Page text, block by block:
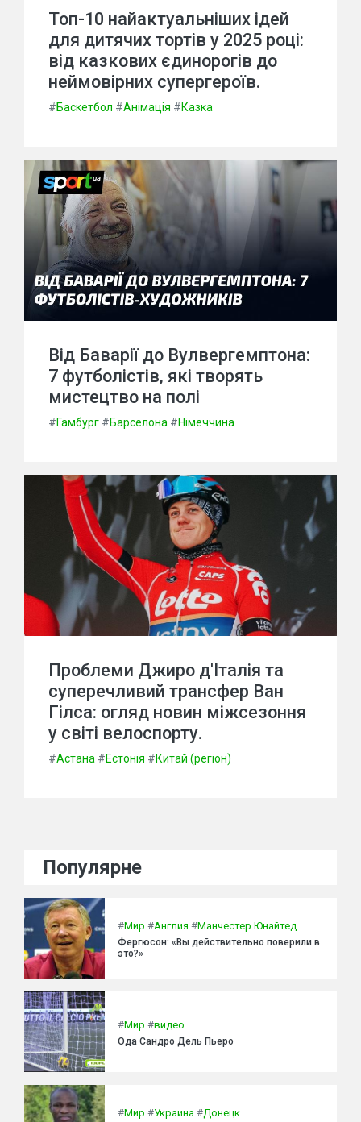
Топ-10 найактуальніших ідей
для дитячих тортів у 2025 році:
від казкових єдинорогів до
неймовірних супергероїв.
#Баскетбол #Анімація #Казка
Від Баварії до Вулвергемптона:
7 футболістів, які творять
мистецтво на полі
#Гамбург #Барселона #Німеччина
Проблеми Джиро д'Італія та
суперечливий трансфер Ван
Гілса: огляд новин міжсезоння
у світі велоспорту.
#Астана #Естонія #Китай (регіон)
Популярне
#Мир #Англия #Манчестер Юнайтед
Фергюсон: «Вы действительно поверили в
это?»
#Мир #видео
Ода Сандро Дель Пьеро
#Мир #Украина #Донецк